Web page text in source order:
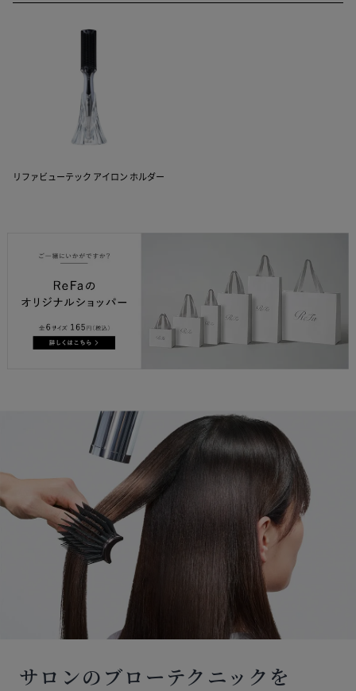
リファビューテック アイロン ホルダー
サロンのブローテクニックを